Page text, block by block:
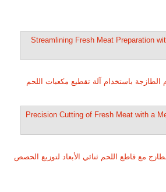
باستخدام آلة تقطيع مكعبات اللحم
مع قاطع اللحم ثنائي الأبعاد لتوزيع الحصص